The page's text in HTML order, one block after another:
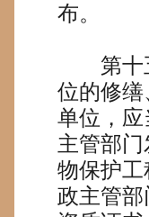
布。
第十
位的修缮
单位，
主管部
物保护
政主管部